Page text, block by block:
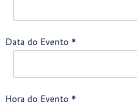
Data do Evento *
Hora do Evento *